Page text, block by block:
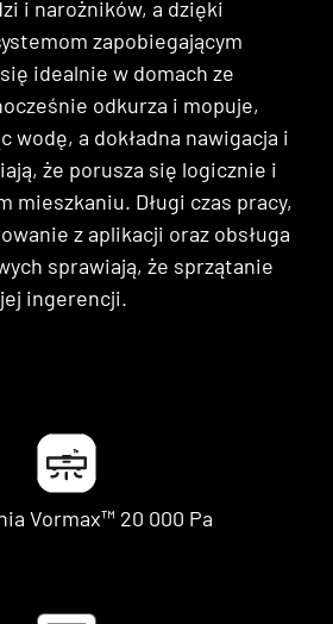
i narożników, a dzięki
zapobiegającym
idealnie w domach ze
odkurza i mopuje,
wodę, a dokładna nawigacja i
że porusza się logicznie i
mieszkaniu. Długi czas pracy,
z aplikacji oraz obsługa
sprawiają, że sprzątanie
ingerencji.
Pa
Vormax™ 20 000 Pa